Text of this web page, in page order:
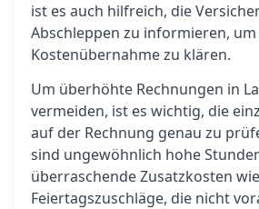
ist es auch hilfreich, die
Abschleppen zu informieren,
Kostenübernahme zu klären.
Um überhöhte Rechnungen in
vermeiden, ist es wichtig, die
auf der Rechnung genau zu
sind ungewöhnlich hohe
überraschende Zusatzkosten
Feiertagszuschläge, die nicht